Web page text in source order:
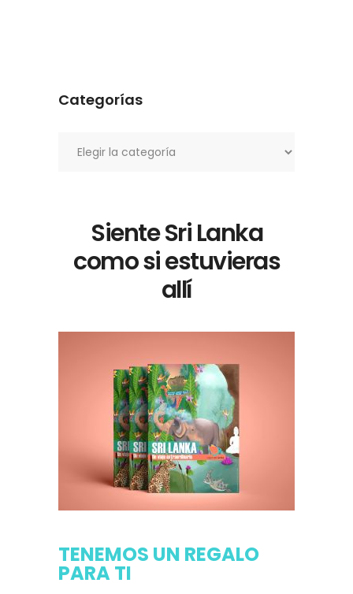
Categorías
Siente Sri Lanka
como si estuvieras
allí
TENEMOS UN REGALO
PARA TI